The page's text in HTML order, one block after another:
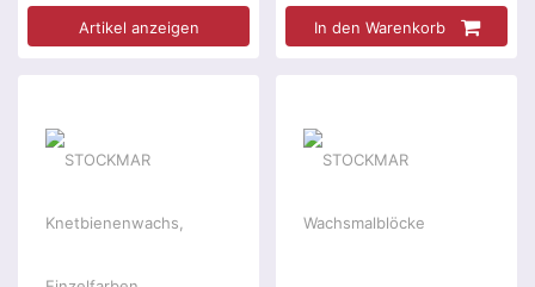
Artikel anzeigen In den Warenkorb